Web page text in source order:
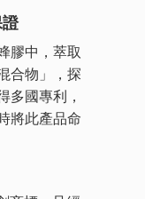
膠中，萃取
合物」，探
多國專利，
將此產品命